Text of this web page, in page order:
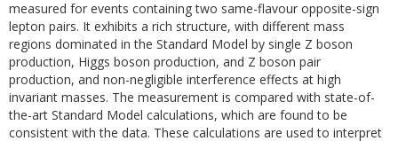
measured for events containing two same-flavour opposite-sign
lepton pairs. It exhibits a rich structure, with different mass
regions dominated in the Standard Model by single Z boson
production, Higgs boson production, and Z boson pair
production, and non-negligible interference effects at high
invariant masses. The measurement is compared with state-of-
the-art Standard Model calculations, which are found to be
consistent with the data. These calculations are used to interpret